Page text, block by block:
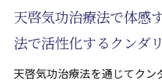
天啓気功治療法で体感
法で活性化するクンダ
天啓気功治療法を通じてク